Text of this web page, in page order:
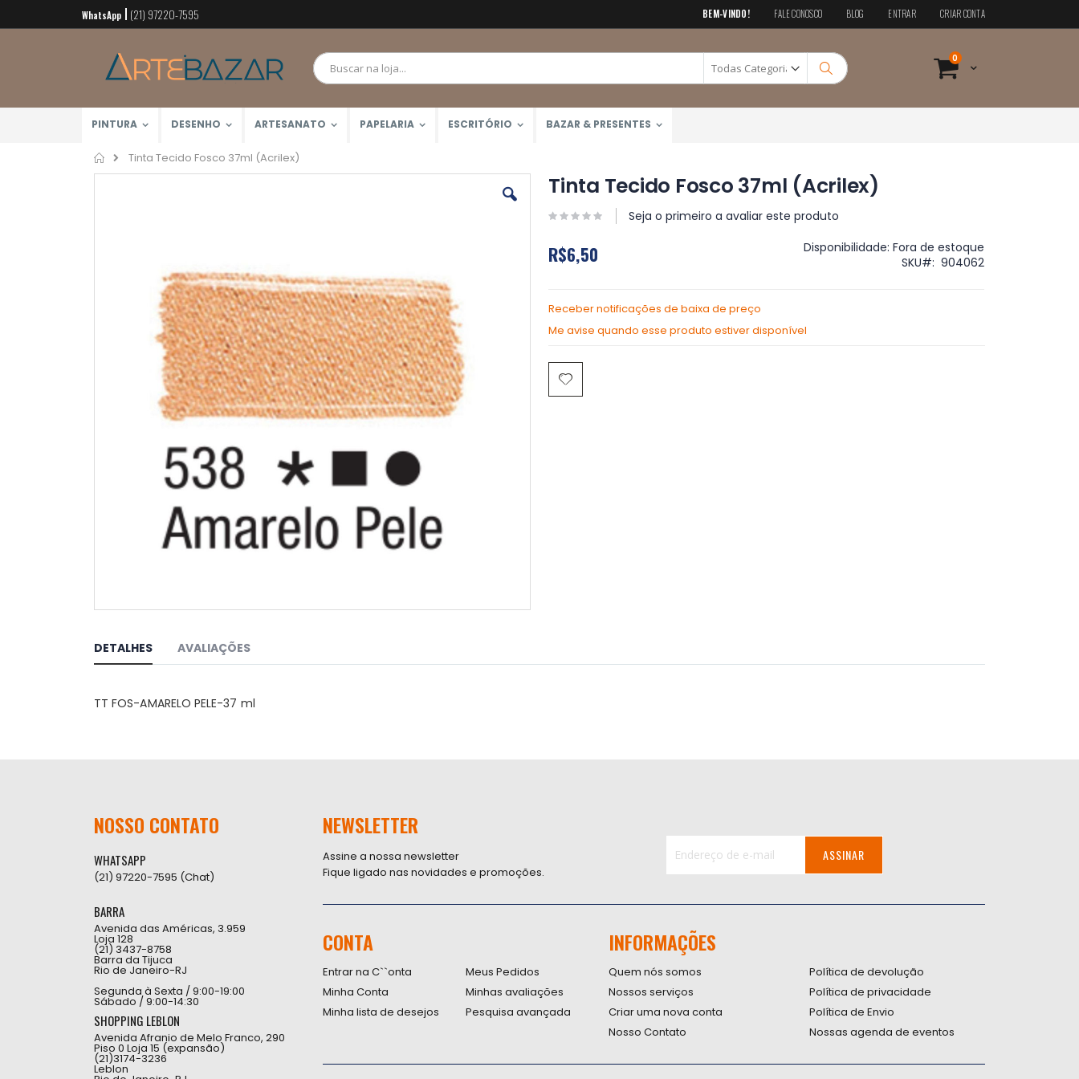
Pular
para
conteúdo
BEM-VINDO! FALE CONOSCO BLOG ENTRAR CRIAR CONTA
Cart
0 itens
Pesquisa
WhatsApp (21) 97220-7595
PINTURA DESENHO ARTESANATO PAPELARIA ESCRITÓRIO BAZAR & PRESENTES
Home
Tinta Tecido Fosco 37ml (Acrilex)
Pular
o
início
de
Tinta Tecido Fosco 37ml (Acrilex)
Seja o primeiro a avaliar este produto
R$6,50 Disponibilidade: Fora de estoque
SKU
904062
Receber notificações de baixa de preço
Me avise quando esse produto estiver disponível
DETALHES
TT FOS-AMARELO PELE-37 ml
AVALIAÇÕES
NOSSO CONTATO
WHATSAPP
(21) 97220-7595 (Chat)
BARRA
Avenida das Américas, 3.959
Loja 128
(21) 3437-8758
Barra da Tijuca
Rio de Janeiro-RJ
Segunda à Sexta / 9:00-19:00
Sábado / 9:00-14:30
SHOPPING LEBLON
Avenida Afranio de Melo Franco, 290
Piso 0 Loja 15 (expansão)
(21)3174-3236
Leblon
NEWSLETTER
Assine a nossa newsletter
Fique ligado nas novidades e promoções.
nossa
Newsletter:
ASSINAR
CONTA
Entrar na C``onta
Minha Conta
Minha lista de desejos
Meus Pedidos
Minhas avaliações
Pesquisa avançada
INFORMAÇÕES
Quem nós somos
Nossos serviços
Criar uma nova conta
Nosso Contato
Política de devolução
Política de privacidade
Política de Envio
Nossas agenda de eventos